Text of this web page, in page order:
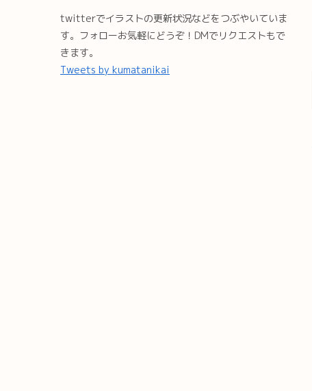
twitterでイラストの更新状況などをつぶやいていま
す。フォローお気軽にどうぞ！DMでリクエストもで
きます。
Tweets by kumatanikai